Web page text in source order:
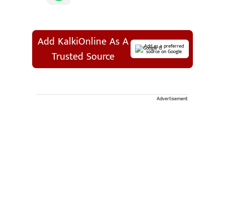
Add KalkiOnline As A
Trusted Source
Add as a preferred
source on Google
Advertisement